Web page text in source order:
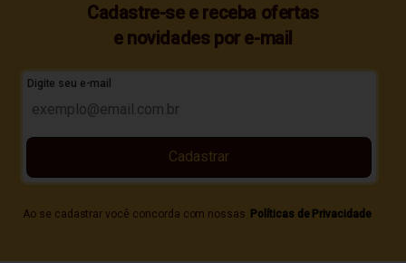
Cadastre-se e receba ofertas
e novidades por e-mail
Digite seu e-mail
Ao se cadastrar você concorda com nossas Políticas de Privacidade
Cadastrar